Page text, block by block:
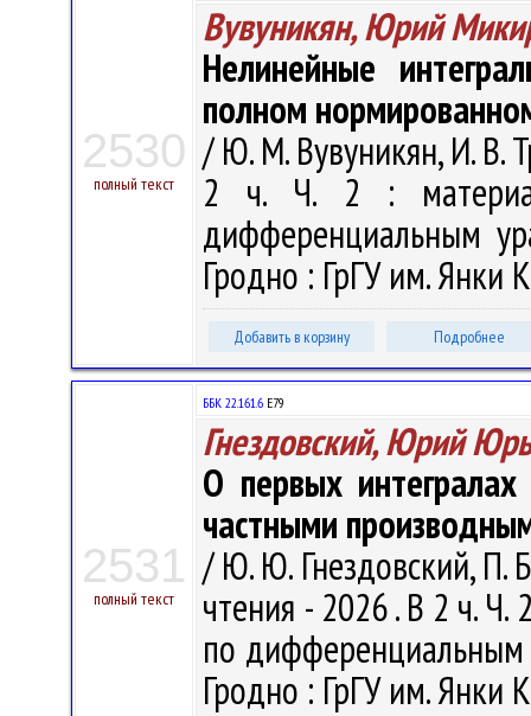
2530
полный текст
Вувуникян, Юрий
Нелинейные
полном
/ Ю. М. Вувуникян, И. В.
2 ч. Ч. 2 :
дифференциальным
Гродно : ГрГУ им. Янки
Добавить в корзину Подробнее
2531
полный текст
ББК 22.161.6 Е79
Гнездовский, Юрий
О первых
частными
/ Ю. Ю. Гнездовский, П.
чтения - 2026 . В 2 ч.
по дифференциальным
Гродно : ГрГУ им. Янки